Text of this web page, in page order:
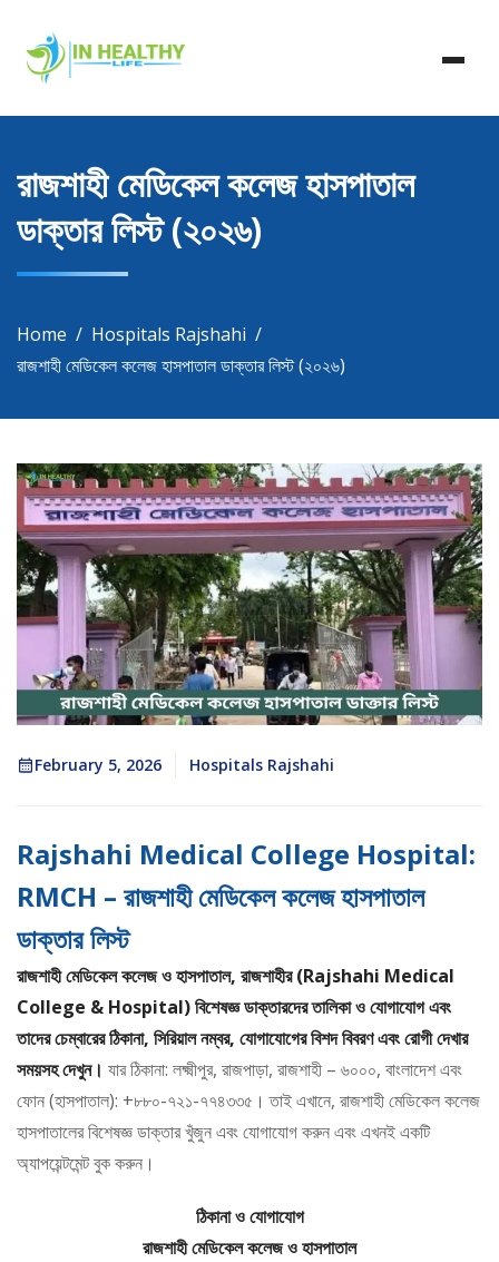
content
In Healthy Life
In Healthy Life, Healthy Life, Health Life, Doctor List,
Doctor Listing
রাজশাহী মেডিকেল কলেজ হাসপাতাল
ডাক্তার লিস্ট (২০২৬)
Home
Hospitals Rajshahi
রাজশাহী মেডিকেল কলেজ হাসপাতাল ডাক্তার লিস্ট (২০২৬)
February 5, 2026 Hospitals Rajshahi
Rajshahi Medical College Hospital:
RMCH – রাজশাহী মেডিকেল কলেজ হাসপাতাল
ডাক্তার লিস্ট
রাজশাহী মেডিকেল কলেজ ও হাসপাতাল, রাজশাহীর (Rajshahi Medical
College & Hospital) বিশেষজ্ঞ ডাক্তারদের তালিকা ও যোগাযোগ এবং
তাদের চেম্বারের ঠিকানা, সিরিয়াল নম্বর, যোগাযোগের বিশদ বিবরণ এবং রোগী দেখার
সময়সহ দেখুন। যার ঠিকানা: লক্ষ্মীপুর, রাজপাড়া, রাজশাহী – ৬০০০, বাংলাদেশ এবং
ফোন (হাসপাতাল): +৮৮০-৭২১-৭৭৪৩৩৫। তাই এখানে, রাজশাহী মেডিকেল কলেজ
হাসপাতালের বিশেষজ্ঞ ডাক্তার খুঁজুন এবং যোগাযোগ করুন এবং এখনই একটি
অ্যাপয়েন্টমেন্ট বুক করুন।
ঠিকানা ও যোগাযোগ
রাজশাহী মেডিকেল কলেজ ও হাসপাতাল